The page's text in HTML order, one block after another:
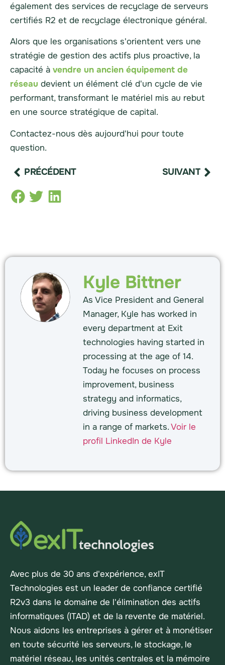
également des services de recyclage de serveurs
certifiés R2 et de recyclage électronique général.
Alors que les organisations s'orientent vers une
stratégie de gestion des actifs plus proactive, la
capacité à vendre un ancien équipement de
réseau devient un élément clé d'un cycle de vie
performant, transformant le matériel mis au rebut
en une source stratégique de capital.
Contactez-nous dès aujourd'hui pour toute
question.
PRÉCÉDENT SUIVANT
Kyle Bittner
As Vice President and General
Manager, Kyle has worked in
every department at Exit
technologies having started in
processing at the age of 14.
Today he focuses on process
improvement, business
strategy and informatics,
driving business development
in a range of markets.Voir le
profil LinkedIn de Kyle
Avec plus de 30 ans d'expérience, exIT
Technologies est un leader de confiance certifié
R2v3 dans le domaine de l'élimination des actifs
informatiques (ITAD) et de la revente de matériel.
Nous aidons les entreprises à gérer et à monétiser
en toute sécurité les serveurs, le stockage, le
matériel réseau, les unités centrales et la mémoire